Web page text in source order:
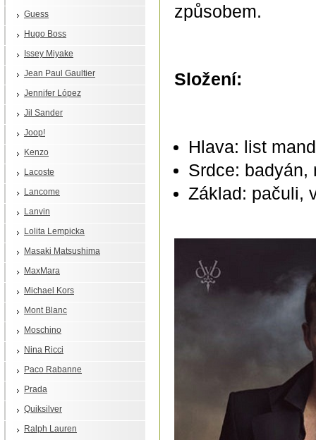
Guess
Hugo Boss
Issey Miyake
Jean Paul Gaultier
Jennifer López
Jil Sander
Joop!
Kenzo
Lacoste
Lancome
Lanvin
Lolita Lempicka
Masaki Matsushima
MaxMara
Michael Kors
Mont Blanc
Moschino
Nina Ricci
Paco Rabanne
Prada
Quiksilver
Ralph Lauren
způsobem.
Složení:
Hlava: list
Srdce: badyán,
Základ: pačuli,